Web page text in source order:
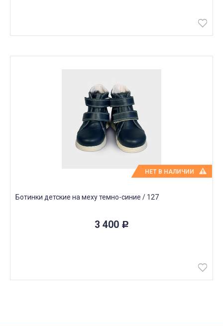
Ботинки детские на меху темно-синие / 127
3 400 Р
НЕТ В НАЛИЧИИ